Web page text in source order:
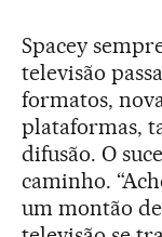
Spacey
televisão
formatos,
plataformas,
difusão. O
caminho.
um montão